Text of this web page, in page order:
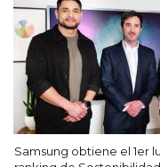
Samsung obtiene el 1er